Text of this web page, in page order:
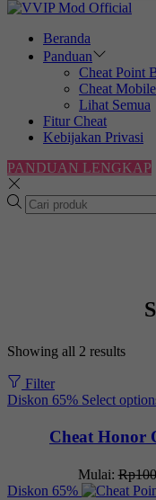
Beranda
Panduan
Cheat Point
Cheat
Lihat Semua
Fitur Cheat
Kebijakan Privasi
PANDUAN LENGKAP
Showing all 2 results
Filter
Diskon 65% Select
Cheat Honor
Mulai:Rp
Diskon 65%